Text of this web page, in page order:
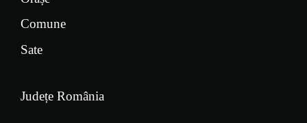
Comune
Sate
Județe România